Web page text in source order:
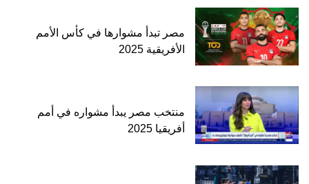
مصر تبدأ مشوارها في كأس الأمم
الأفريقية 2025
منتخب مصر يبدأ مشواره في أمم
أفريقيا 2025